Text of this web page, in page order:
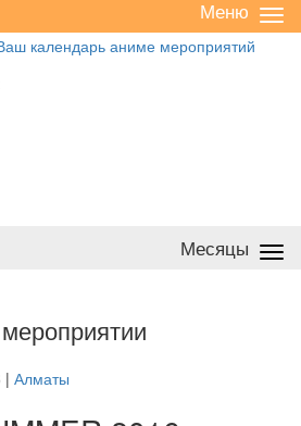
/
Меню
Месяцы
| Алматы